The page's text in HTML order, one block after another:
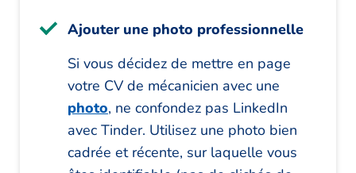
Ajouter une photo professionnelle
Si vous décidez de mettre en page
votre CV de mécanicien avec une
photo, ne confondez pas LinkedIn
avec Tinder. Utilisez une photo bien
cadrée et récente, sur laquelle vous